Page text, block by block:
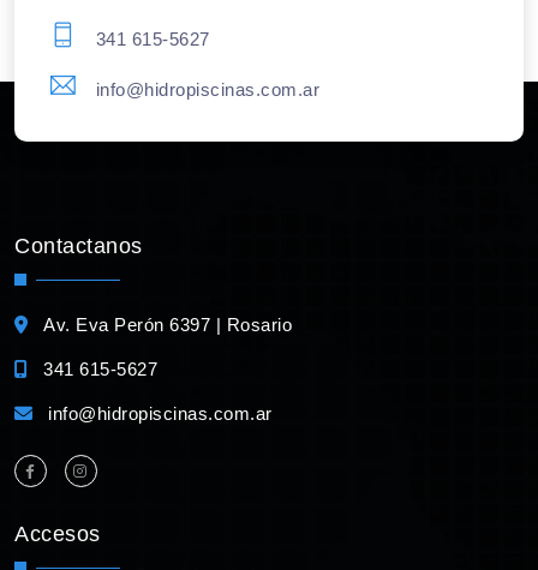
341 615-5627
info@hidropiscinas.com.ar
Contactanos
Av. Eva Perón 6397 | Rosario
341 615-5627
info@hidropiscinas.com.ar
Accesos